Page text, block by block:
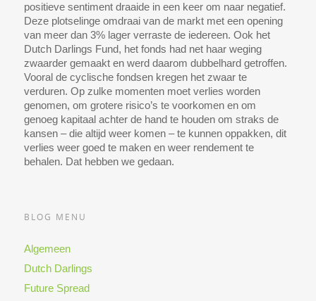
positieve sentiment draaide in een keer om naar negatief.
Deze plotselinge omdraai van de markt met een opening
van meer dan 3% lager verraste de iedereen. Ook het
Dutch Darlings Fund, het fonds had net haar weging
zwaarder gemaakt en werd daarom dubbelhard getroffen.
Vooral de cyclische fondsen kregen het zwaar te
verduren. Op zulke momenten moet verlies worden
genomen, om grotere risico’s te voorkomen en om
genoeg kapitaal achter de hand te houden om straks de
kansen – die altijd weer komen – te kunnen oppakken, dit
verlies weer goed te maken en weer rendement te
behalen. Dat hebben we gedaan.
BLOG MENU
Algemeen
Dutch Darlings
Future Spread